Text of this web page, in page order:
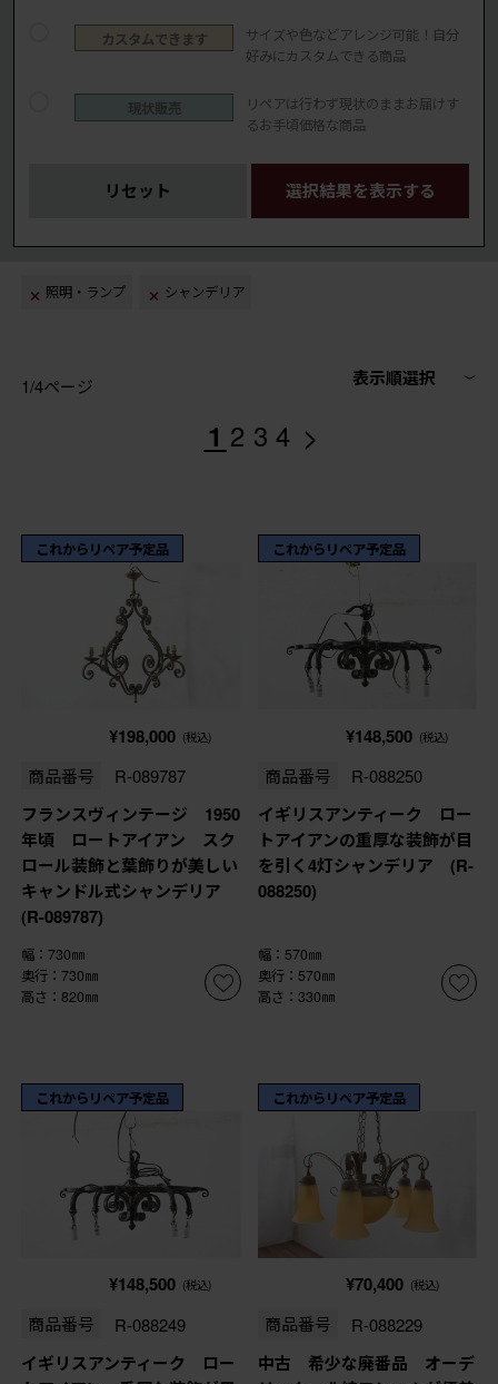
カスタムできます
サイズや色などアレンジ可能！自分
好みにカスタムできる商品
現状販売
リペアは行わず現状のままお届けす
るお手頃価格な商品
リセット 選択結果を表示する
照明・ランプ シャンデリア
1/4ページ 表示順選択
1 2 3 4 >
これからリペア予定品
¥198,000 (税込)
商品番号 R-089787
フランスヴィンテージ 1950
年頃 ロートアイアン スク
ロール装飾と葉飾りが美しい
キャンドル式シャンデリア
(R-089787)
幅：730㎜
奥行：730㎜
高さ：820㎜
これからリペア予定品
¥148,500 (税込)
商品番号 R-088250
イギリスアンティーク ロー
トアイアンの重厚な装飾が目
を引く4灯シャンデリア (R-
088250)
幅：570㎜
奥行：570㎜
高さ：330㎜
これからリペア予定品
¥148,500 (税込)
商品番号 R-088249
イギリスアンティーク ロー
これからリペア予定品
¥70,400 (税込)
商品番号 R-088229
中古 希少な廃番品 オーデ